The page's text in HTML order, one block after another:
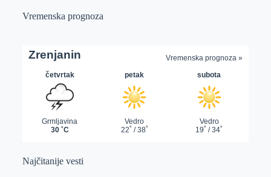
Vremenska prognoza
Najčitanije vesti